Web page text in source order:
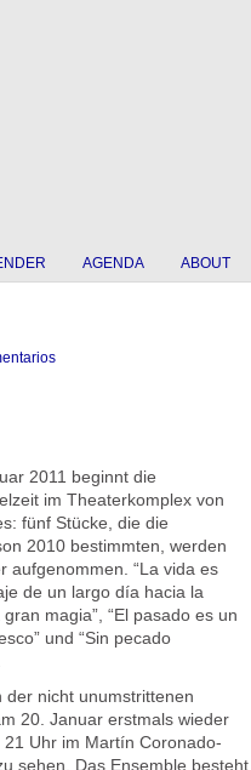
AGENDA ABOUT
2011 beginnt die
im Theaterkomplex von
fünf Stücke, die die
2010 bestimmten, werden
aufgenommen. “La vida es
de un largo día hacia la
gran magia”, “El pasado es un
und “Sin pecado
der nicht unumstrittenen
20. Januar erstmals wieder
Uhr im Martín Coronado-
sehen. Das Ensemble besteht